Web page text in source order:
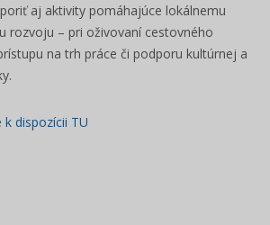
aj aktivity pomáhajúce lokálnemu
rozvoju – pri oživovaní cestovného
na trh práce či podporu kultúrnej a
k dispozícii TU